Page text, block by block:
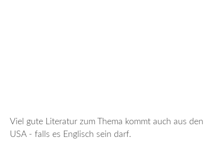
Viel gute Literatur zum Thema kommt auch aus den
USA - falls es Englisch sein darf.